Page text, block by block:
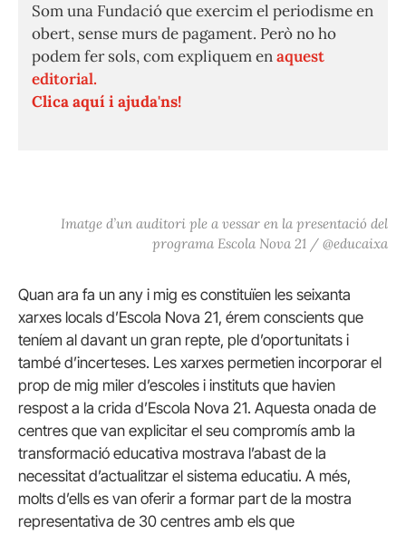
Som una Fundació que exercim el periodisme en
obert, sense murs de pagament. Però no ho
podem fer sols, com expliquem enaquest
editorial.
Clica aquí i ajuda'ns!
Imatge d’un auditori ple a vessar en la presentació del
programa Escola Nova 21 / @educaixa
Quan ara fa un any i mig es constituïen les seixanta
xarxes locals d’Escola Nova 21, érem conscients que
teníem al davant un gran repte, ple d’oportunitats i
també d’incerteses. Les xarxes permetien incorporar el
prop de mig miler d’escoles i instituts que havien
respost a la crida d’Escola Nova 21. Aquesta onada de
centres que van explicitar el seu compromís amb la
transformació educativa mostrava l’abast de la
necessitat d’actualitzar el sistema educatiu. A més,
molts d’ells es van oferir a formar part de la mostra
representativa de 30 centres amb els que